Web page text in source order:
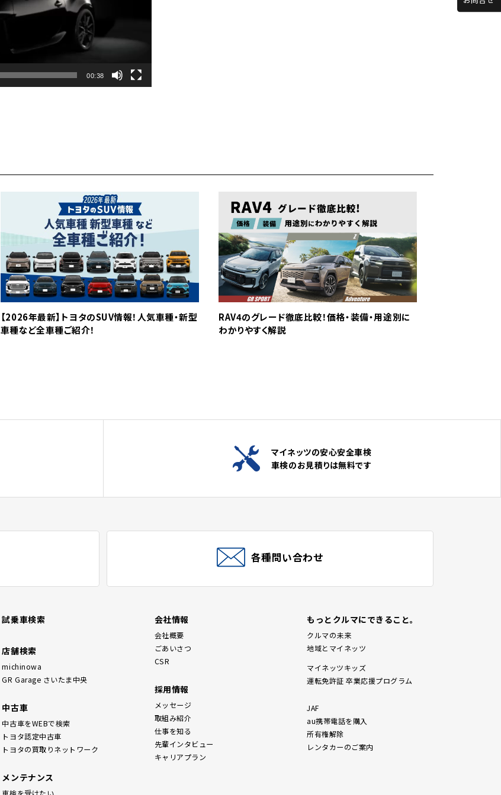
00:38
【2026年最新】トヨタのSUV情報！人気車種・新型
車種など全車種ご紹介！
RAV4のグレード徹底比較！価格・装備・用途別に
わかりやすく解説
マイネッツの安心安全車検
車検のお見積りは無料です
各種問い合わせ
試乗車検索
店舗検索
michinowa
GR Garage さいたま中央
中古車
中古車をWEBで検索
トヨタ認定中古車
トヨタの買取りネットワーク
メンテナンス
車検を受けたい
会社情報
会社概要
ごあいさつ
CSR
採用情報
メッセージ
取組み紹介
仕事を知る
先輩インタビュー
キャリアプラン
もっとクルマにできること。
クルマの未来
地域とマイネッツ
マイネッツキッズ
運転免許証 卒業応援プログラム
JAF
au携帯電話を購入
所有権解除
レンタカーのご案内